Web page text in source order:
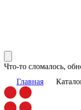
Что-то сломалось,
Главная